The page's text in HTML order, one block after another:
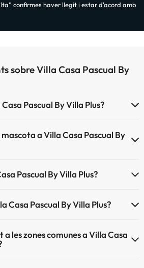
confirmes haver llegit i estar d'acord amb
sobre Villa Casa Pascual By
Pascual By Villa Plus?
a Villa Casa Pascual By
Pascual By Villa Plus?
sobre la piscina i altres instal·lacions.
Casa Pascual By Villa Plus?
les zones comunes a Villa Casa